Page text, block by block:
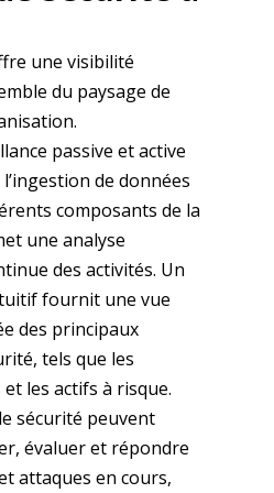
une visibilité
du paysage de
passive et active
de données
composants de la
une analyse
des activités. Un
fournit une vue
des principaux
tels que les
les actifs à risque.
sécurité peuvent
évaluer et répondre
attaques en cours,